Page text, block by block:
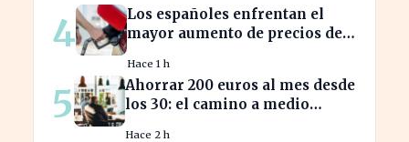
4
Los españoles enfrentan el
mayor aumento de precios de
durante el verano
Hace 1 h
5
Ahorrar 200 euros al mes desde
los 30: el camino a medio
Hace 2 h